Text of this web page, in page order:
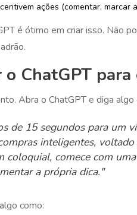
ações (comentar, marcar
é ótimo em criar isso. Não
o ChatGPT
Abra o ChatGPT e diga algo
de 15 segundos para um
inteligentes,
coloquial, comece com
a própria dica."
como: